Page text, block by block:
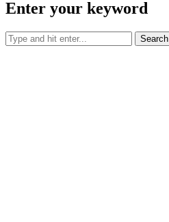
Enter your keyword
Search